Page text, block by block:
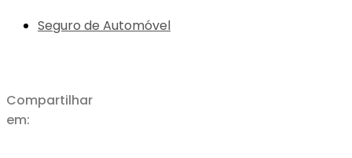
Seguro de Automóvel
Compartilhar
em: